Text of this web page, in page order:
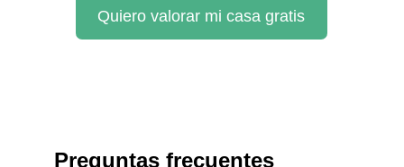
Quiero valorar mi casa gratis
Preguntas frecuentes